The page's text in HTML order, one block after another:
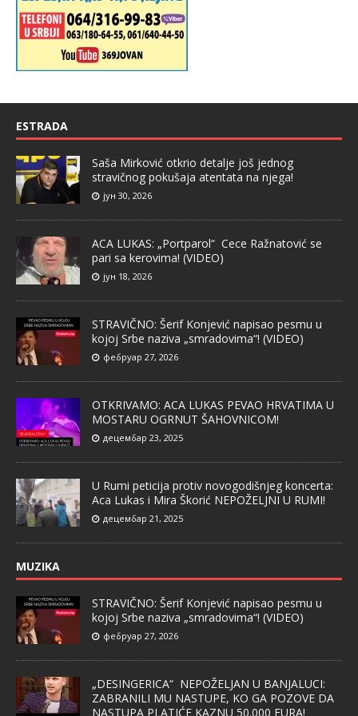
ESTRADA
Saša Mirković otkrio detalje još jednog
stravičnog pokušaja atentata na njega!
јун 30, 2026
ACA LUKAS: „Portparol“ Cece Ražnatović se
pari sa kerovima! (VIDEO)
јун 18, 2026
STRAVIČNO: Šerif Konjević napisao pesmu u
kojoj Srbe naziva „smradovima“! (VIDEO)
фебруар 27, 2026
OTKRIVAMO: ACA LUKAS PEVAO HRVATIMA U
MOSTARU OGRNUT ŠAHOVNICOM!
децембар 23, 2025
U Rumi peticija protiv novogodišnjeg koncerta:
Aca Lukas i Mira Škorić NEPOŽELJNI U RUMI!
децембар 21, 2025
MUZIKA
STRAVIČNO: Šerif Konjević napisao pesmu u
kojoj Srbe naziva „smradovima“! (VIDEO)
фебруар 27, 2026
„DESINGERICA“ NEPOŽELJAN U BANJALUCI:
ZABRANILI MU NASTUPE, KO GA POZOVE DA
NASTUPA PLATIĆE KAZNU 50.000 EURA!